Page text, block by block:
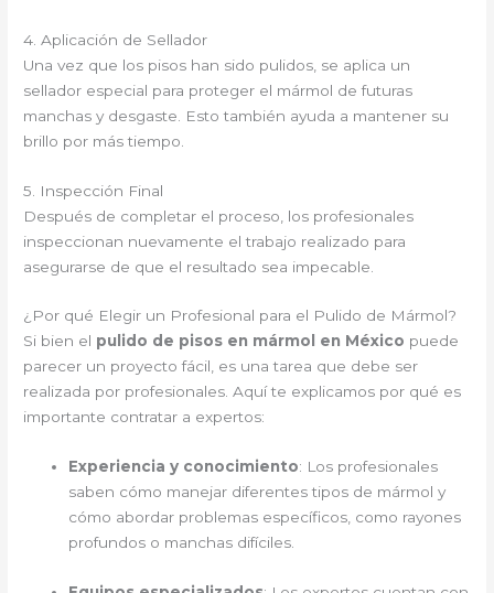
4. Aplicación de Sellador
Una vez que los pisos han sido pulidos, se aplica un
sellador especial para proteger el mármol de futuras
manchas y desgaste. Esto también ayuda a mantener su
brillo por más tiempo.
5. Inspección Final
Después de completar el proceso, los profesionales
inspeccionan nuevamente el trabajo realizado para
asegurarse de que el resultado sea impecable.
¿Por qué Elegir un Profesional para el Pulido de Mármol?
Si bien el pulido de pisos en mármol en México puede
parecer un proyecto fácil, es una tarea que debe ser
realizada por profesionales. Aquí te explicamos por qué es
importante contratar a expertos:
Experiencia y conocimiento: Los profesionales
saben cómo manejar diferentes tipos de mármol y
cómo abordar problemas específicos, como rayones
profundos o manchas difíciles.